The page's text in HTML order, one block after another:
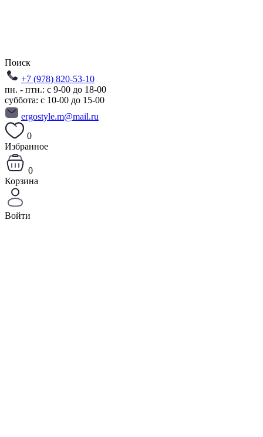
Поиск
+7 (978) 820-53-10
пн. - птн.: с 9-00 до 18-00
суббота: с 10-00 до 15-00
ergostyle.m@mail.ru
0
Избранное
0
Корзина
Войти